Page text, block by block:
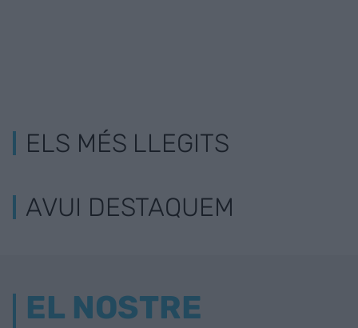
ELS MÉS LLEGITS
AVUI DESTAQUEM
EL NOSTRE